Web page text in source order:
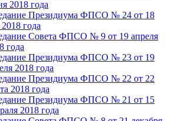
2018 года
Президиума ФПСО № 24 от 18
года
Совета ФПСО № 9 от 19 апреля
года
Президиума ФПСО № 23 от 19
2018 года
Президиума ФПСО № 22 от 22
2018 года
Президиума ФПСО № 21 от 15
2018 года